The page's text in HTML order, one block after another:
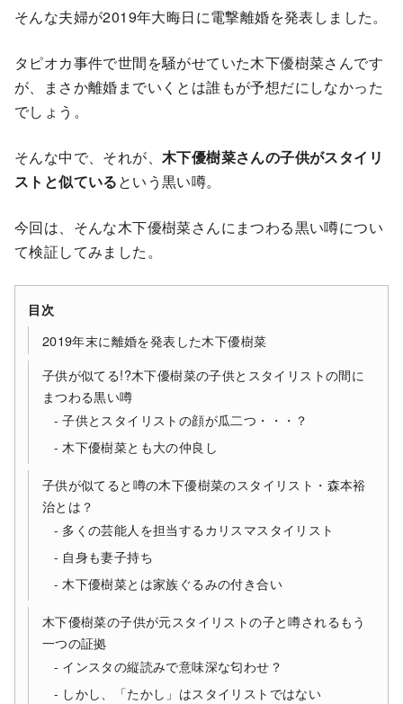
そんな夫婦が2019年大晦日に電撃離婚を発表しました。
タピオカ事件で世間を騒がせていた木下優樹菜さんです
が、まさか離婚までいくとは誰もが予想だにしなかった
でしょう。
そんな中で、それが、 木下優樹菜さんの子供がスタイリ
ストと似ているという黒い噂。
今回は、そんな木下優樹菜さんにまつわる黒い噂につい
て検証してみました。
目次
2019年末に離婚を発表した木下優樹菜
子供が似てる!?木下優樹菜の子供とスタイリストの間に
まつわる黒い噂
子供とスタイリストの顔が瓜二つ・・・？
木下優樹菜とも大の仲良し
子供が似てると噂の木下優樹菜のスタイリスト・森本裕
治とは？
多くの芸能人を担当するカリスマスタイリスト
自身も妻子持ち
木下優樹菜とは家族ぐるみの付き合い
木下優樹菜の子供が元スタイリストの子と噂されるもう
一つの証拠
インスタの縦読みで意味深な匂わせ？
しかし、「たかし」はスタイリストではない